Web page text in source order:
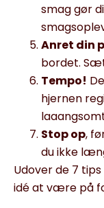
smag gør
Anret din
bordet.
Tempo!
hjernen
Stop op,
du ikke
Udover de 7
idé at være på